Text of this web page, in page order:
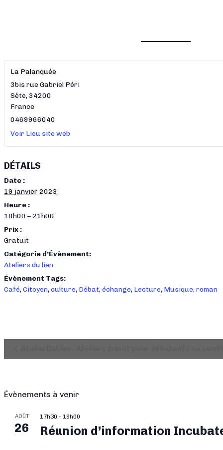
DÉTAILS
Date :
19 janvier 2023
Heure :
18h00 – 21h00
Prix :
Gratuit
Catégorie d’Évènement:
Ateliers du lien
Évènement Tags:
Café,Citoyen,culture, Débat,échange, Lecture, Musique,roman
La Palanquée
3bis rue Gabriel Péri
Sète,34200
France
0469966040
Voir Lieu site web
Évènement
Évènements à venir
AOÛT
26
17h30 - 19h00
Réunion d’information